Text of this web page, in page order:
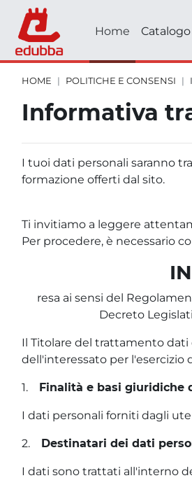
Vai al contenuto principale
Home Catalogo
HOME POLITICHE E CONSENSI
Blocchi
Blocchi
Blocchi
Informativa
I tuoi dati personali saranno
formazione offerti dal sito.
Ti invitiamo a leggere
Per procedere, è necessario
resa ai sensi del
Decreto
Il Titolare del trattamento dati
dell'interessato per
1. Finalità e basi giuridiche
I dati personali forniti dagli
2. Destinatari dei dati
I dati sono trattati all'interno